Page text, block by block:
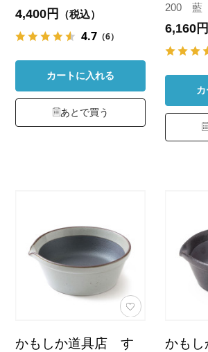
4,400円 （税込）
4.7 （6）
カートに入れる
あとで買う
200 藍
6,160円
かもしか道具店 す
かも